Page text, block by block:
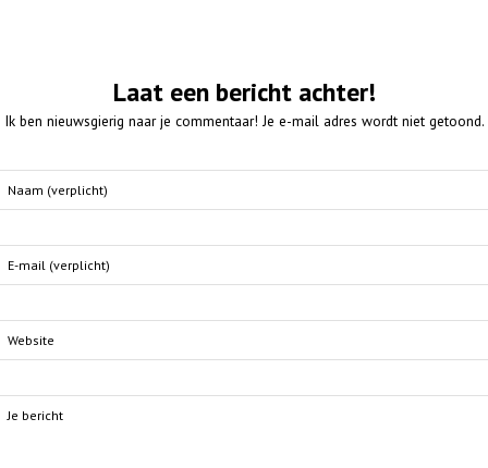
Laat een bericht achter!
Ik ben nieuwsgierig naar je commentaar! Je e-mail adres wordt niet getoond.